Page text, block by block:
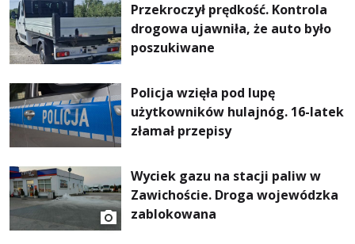
Przekroczył prędkość. Kontrola
drogowa ujawniła, że auto było
poszukiwane
Policja wzięła pod lupę
użytkowników hulajnóg. 16-latek
złamał przepisy
Wyciek gazu na stacji paliw w
Zawichoście. Droga wojewódzka
zablokowana